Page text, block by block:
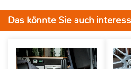
Das könnte Sie auch